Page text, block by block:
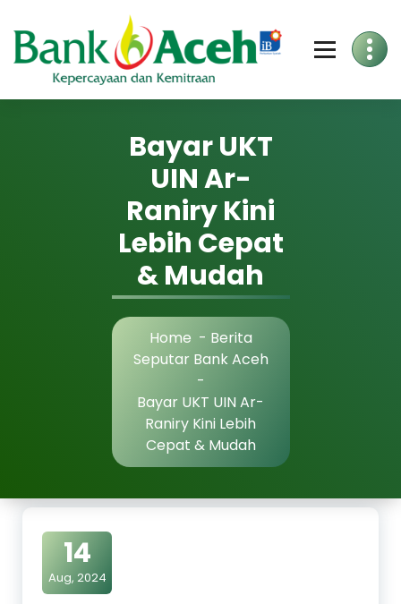
Bayar UKT
UIN Ar-
Raniry Kini
Lebih Cepat
& Mudah
Home - Berita
Seputar Bank Aceh
-
Bayar UKT UIN Ar-
Raniry Kini Lebih
Cepat & Mudah
14
Aug, 2024